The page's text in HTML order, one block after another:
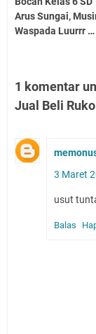
Arus Sungai,
Waspada Luurrr …
1 komentar
Jual Beli
3 Maret
usut
Balas